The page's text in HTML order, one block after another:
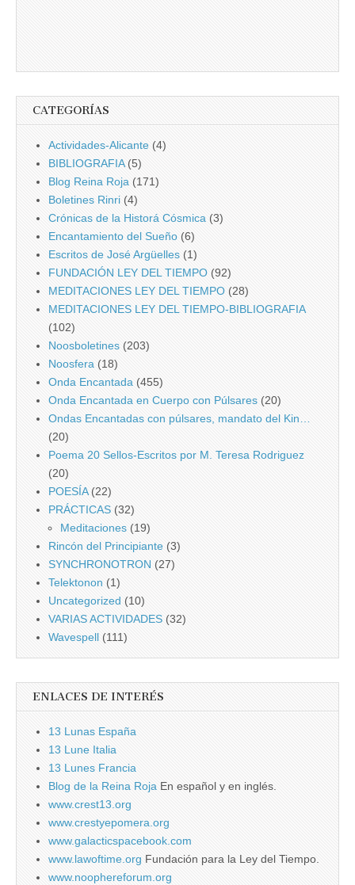
CATEGORÍAS
Actividades-Alicante (4)
BIBLIOGRAFIA(5)
Blog Reina Roja (171)
Boletines Rinri (4)
Crónicas de la Historá Cósmica (3)
Encantamiento del Sueño (6)
Escritos de José Argüelles (1)
FUNDACIÓN LEY DEL TIEMPO (92)
MEDITACIONES LEY DEL TIEMPO (28)
MEDITACIONES LEY DEL TIEMPO-BIBLIOGRAFIA
(102)
Noosboletines (203)
Noosfera (18)
Onda Encantada (455)
Onda Encantada en Cuerpo con Púlsares (20)
Ondas Encantadas con púlsares, mandato del Kin…
(20)
Poema 20 Sellos-Escritos por M. Teresa Rodriguez
(20)
POESÍA(22)
PRÁCTICAS (32)
Meditaciones (19)
Rincón del Principiante (3)
SYNCHRONOTRON (27)
Telektonon (1)
Uncategorized (10)
VARIAS ACTIVIDADES (32)
Wavespell (111)
ENLACES DE INTERÉS
13 Lunas España
13 Lune Italia
13 Lunes Francia
Blog de la Reina Roja En español y en inglés.
www.crest13.org
www.crestyepomera.org
www.galacticspacebook.com
www.lawoftime.org Fundación para la Ley del Tiempo.
www.noophereforum.org